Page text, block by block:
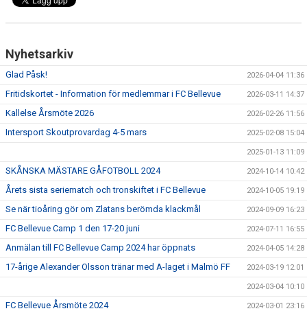
Nyhetsarkiv
Glad Påsk! 2026-04-04 11:36
Fritidskortet - Information för medlemmar i FC Bellevue 2026-03-11 14:37
Kallelse Årsmöte 2026 2026-02-26 11:56
Intersport Skoutprovardag 4-5 mars 2025-02-08 15:04
2025-01-13 11:09
SKÅNSKA MÄSTARE GÅFOTBOLL 2024 2024-10-14 10:42
Årets sista seriematch och tronskiftet i FC Bellevue 2024-10-05 19:19
Se när tioåring gör om Zlatans berömda klackmål 2024-09-09 16:23
FC Bellevue Camp 1 den 17-20 juni 2024-07-11 16:55
Anmälan till FC Bellevue Camp 2024 har öppnats 2024-04-05 14:28
17-årige Alexander Olsson tränar med A-laget i Malmö FF 2024-03-19 12:01
2024-03-04 10:10
FC Bellevue Årsmöte 2024 2024-03-01 23:16